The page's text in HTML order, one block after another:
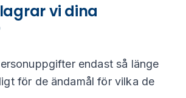
vi dina
endast så länge
för de ändamål för vilka de